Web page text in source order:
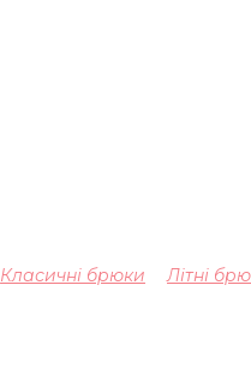
Класичні брюки Літні